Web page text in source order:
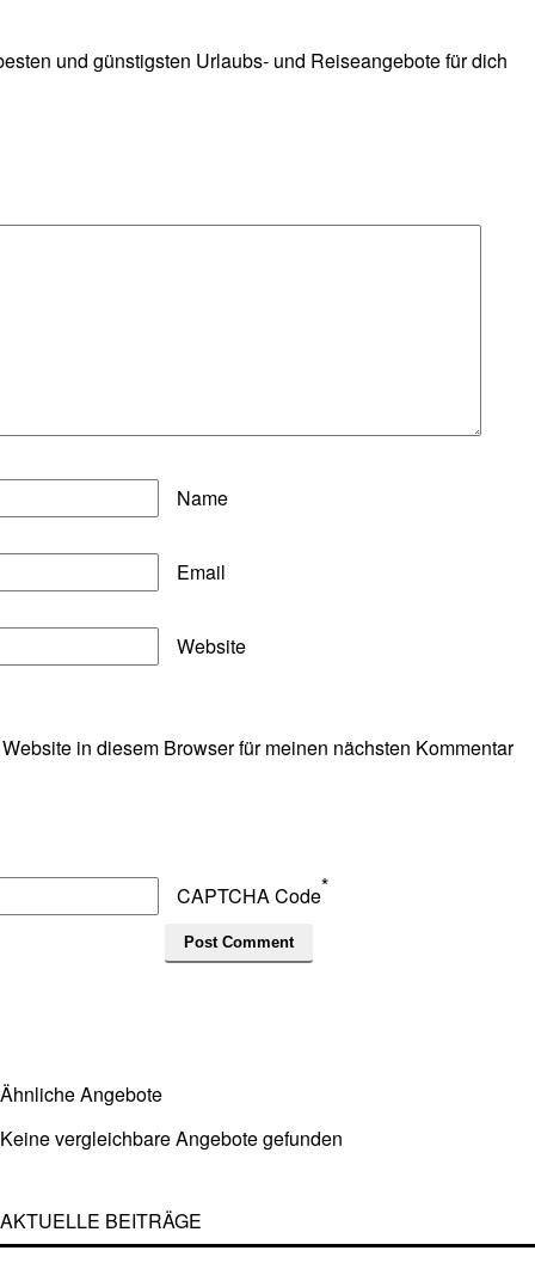
und günstigsten Urlaubs- und Reiseangebote für dich
Name
Email
Website
in diesem Browser für meinen nächsten Kommentar
CAPTCHA Code*
Ähnliche Angebote
Keine vergleichbare Angebote gefunden
AKTUELLE BEITRÄGE